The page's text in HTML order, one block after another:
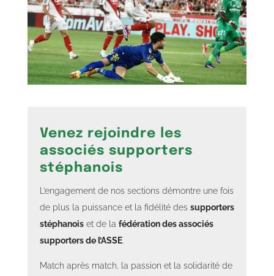
Venez rejoindre les
associés supporters
stéphanois
L’engagement de nos sections démontre une fois
de plus la puissance et la fidélité des supporters
stéphanois et de la fédération des associés
supporters de l’ASSE.
Match après match, la passion et la solidarité de